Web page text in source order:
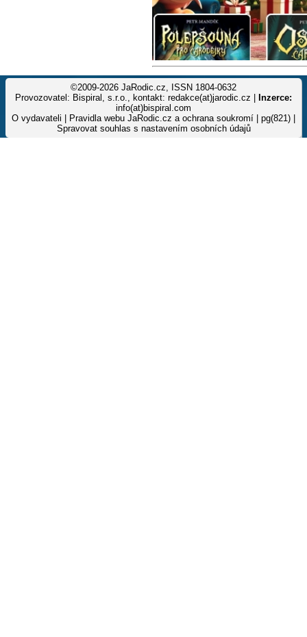
©2009-2026 JaRodic.cz, ISSN 1804-0632
Provozovatel: Bispiral, s.r.o., kontakt: redakce(at)jarodic.cz |
Inzerce:
info(at)bispiral.com
O vydavateli
Pravidla webu JaRodic.cz a ochrana soukromí | pg(821) |
Spravovat souhlas s nastavením osobních údajů